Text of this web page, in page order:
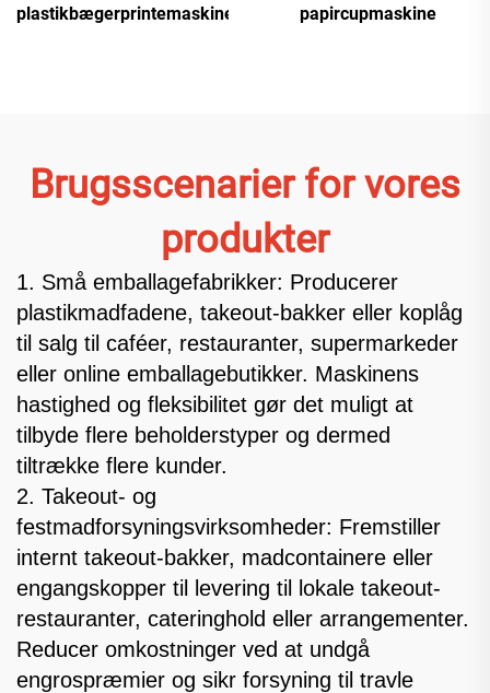
plastikbægerprintemaskine papircupmaskine
Brugsscenarier for vores
produkter
1. Små emballagefabrikker: Producerer
plastikmadfadene, takeout-bakker eller koplåg
til salg til caféer, restauranter, supermarkeder
eller online emballagebutikker. Maskinens
hastighed og fleksibilitet gør det muligt at
tilbyde flere beholderstyper og dermed
tiltrække flere kunder.
2. Takeout- og
festmadforsyningsvirksomheder: Fremstiller
internt takeout-bakker, madcontainere eller
engangskopper til levering til lokale takeout-
restauranter, cateringhold eller arrangementer.
Reducer omkostninger ved at undgå
engrospræmier og sikr forsyning til travle